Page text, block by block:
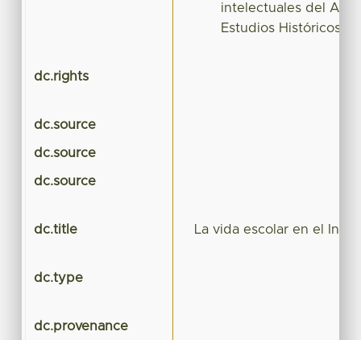
intelectuales del
Estudios Históricos
dc.rights
dc.source
dc.source
dc.source
dc.title La vida escolar en el
dc.type
dc.provenance